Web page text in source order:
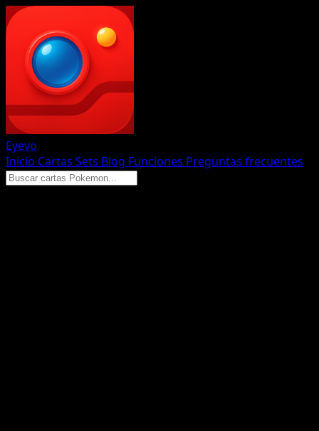
Eyevo
Inicio Cartas Sets Blog Funciones Preguntas frecuentes